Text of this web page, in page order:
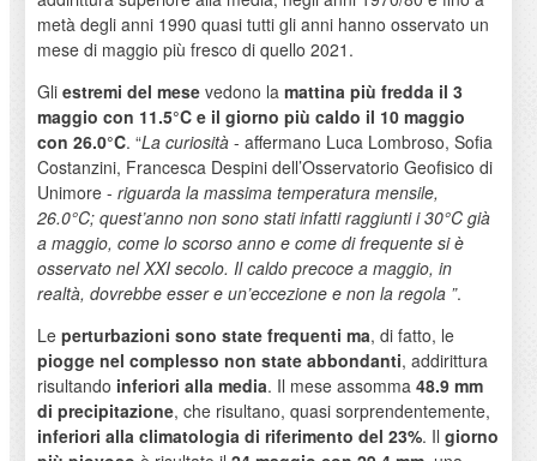
metà degli anni 1990 quasi tutti gli anni hanno osservato un
mese di maggio più fresco di quello 2021.
Gli estremi del mesevedono la mattina più fredda il 3
maggio con 11.5°C e il giorno più caldo il 10 maggio
con 26.0°C. “La curiosità- affermano Luca Lombroso, Sofia
Costanzini, Francesca Despini dell’Osservatorio Geofisico di
Unimore - riguarda la massima temperatura mensile,
26.0°C; quest’anno non sono stati infatti raggiunti i 30°C già
a maggio, come lo scorso anno e come di frequente si è
osservato nel XXI secolo. Il caldo precoce a maggio, in
realtà, dovrebbe esser e un’eccezione e non la regola ”.
Le perturbazioni sono state frequenti ma, di fatto, le
piogge nel complesso non state abbondanti, addirittura
risultando inferiori alla media. Il mese assomma 48.9 mm
di precipitazione, che risultano, quasi sorprendentemente,
inferiori alla climatologia di riferimento del 23%. Il giorno